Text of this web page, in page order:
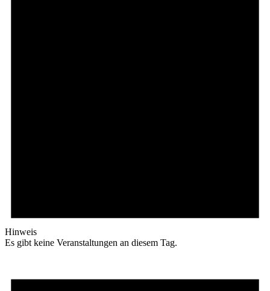
Hinweis
Es gibt keine Veranstaltungen an diesem Tag.